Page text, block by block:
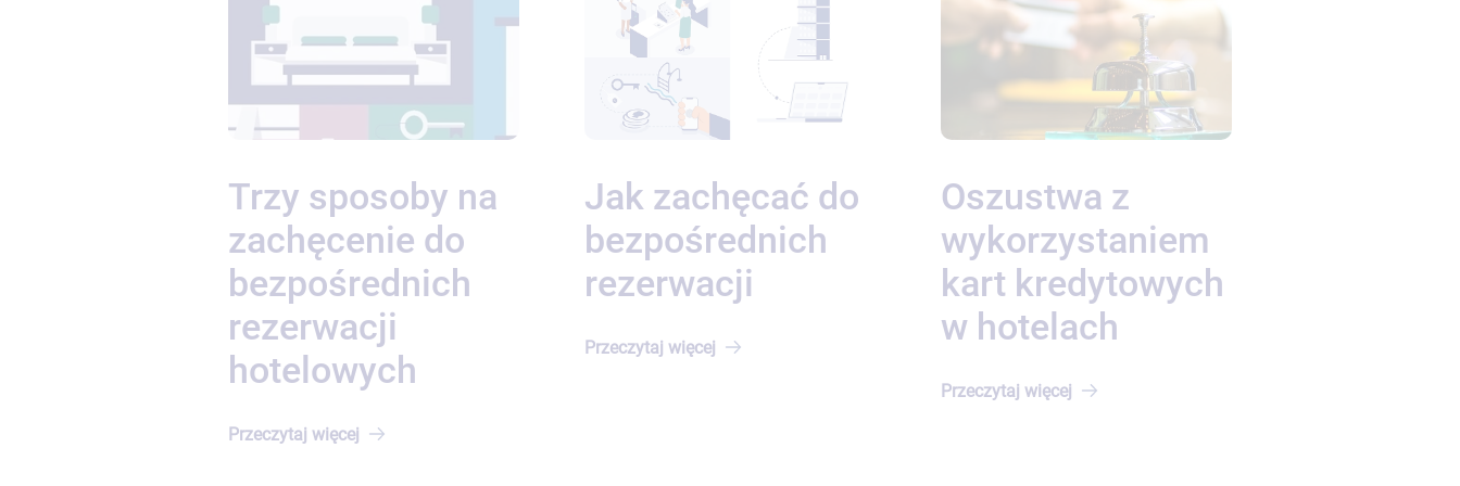
Trzy sposoby na
zachęcenie do
bezpośrednich
rezerwacji
hotelowych
Przeczytaj więcej
Jak zachęcać do
bezpośrednich
rezerwacji
Przeczytaj więcej
Oszustwa z
wykorzystaniem
kart kredytowych
w hotelach
Przeczytaj więcej